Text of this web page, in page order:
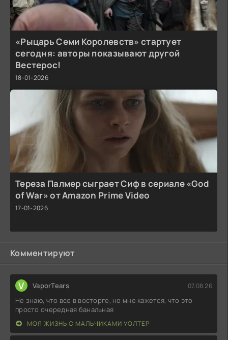
«Рыцарь Семи Королевств» стартует
сегодня: авторы показывают другой
Вестерос!
18-01-2026
Тереза Палмер сыграет Сиф в сериале «God
of War» от Amazon Prime Video
17-01-2026
Комментируют
V VaporTears 07.08.26
Не знаю, что все в восторге, но мне кажется, что это
просто очередная банальная
МОЯ ЖИЗНЬ С МАЛЬЧИКАМИ УОЛТЕР